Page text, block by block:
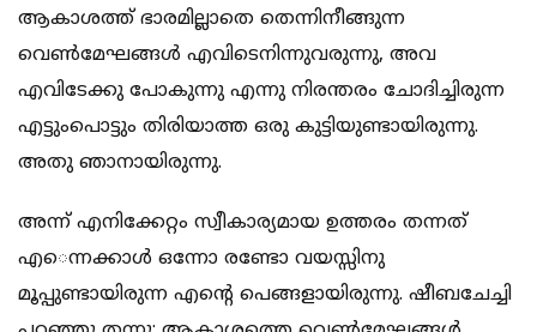
ആകാശത്ത് ഭാരമില്ലാതെ തെന്നിനീങ്ങുന്ന
വെണ്‍മേഘങ്ങള്‍ എവിടെനിന്നുവരുന്നു, അവ
എവിടേക്കു പോകുന്നു എന്നു നിരന്തരം ചോദിച്ചിരുന്ന
എട്ടുംപൊട്ടും തിരിയാത്ത ഒരു കുട്ടിയുണ്ടായിരുന്നു.
അതു ഞാനായിരുന്നു.
അന്ന് എനിക്കേറ്റം സ്വീകാര്യമായ ഉത്തരം തന്നത്
എെന്നക്കാള്‍ ഒന്നോ രണ്ടോ വയസ്സിനു
മൂപ്പുണ്ടായിരുന്ന എന്റെ പെങ്ങളായിരുന്നു. ഷീബചേച്ചി